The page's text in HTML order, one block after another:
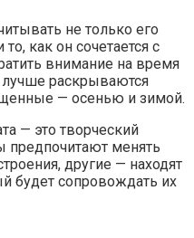
не только его
как он сочетается с
внимание на время
раскрываются
— осенью и зимой.
— это творческий
менять
другие — находят
будет сопровождать их